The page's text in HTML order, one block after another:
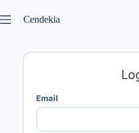
Cendekia
Email